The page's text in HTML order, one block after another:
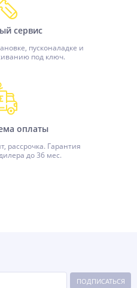
сервис
пусконаладке и
под ключ.
оплаты
рассрочка. Гарантия
до 36 мес.
ПОДПИСАТЬСЯ